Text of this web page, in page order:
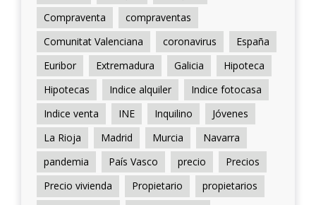
Compraventa
compraventas
Comunitat Valenciana
coronavirus
España
Euribor
Extremadura Galicia
Hipoteca
Hipotecas
Indice alquiler
Indice fotocasa
Indice venta
INE Inquilino
Jóvenes
La Rioja
Madrid Murcia
Navarra
pandemia
País Vasco precio
Precios
Precio vivienda
Propietario
propietarios